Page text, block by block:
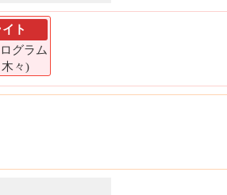
ト
グラム
々)